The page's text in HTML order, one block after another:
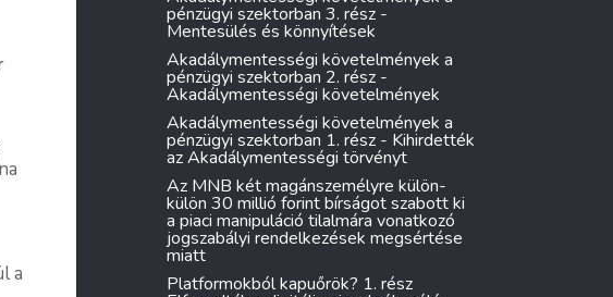
a
pénzügyi szektorban 3. rész -
Mentesülés és könnyítések
Akadálymentességi követelmények a
pénzügyi szektorban 2. rész -
Akadálymentességi követelmények
Akadálymentességi követelmények a
pénzügyi szektorban 1. rész - Kihirdették
az Akadálymentességi törvényt
Az MNB két magánszemélyre külön-
külön 30 millió forint bírságot szabott ki
a piaci manipuláció tilalmára vonatkozó
jogszabályi rendelkezések megsértése
miatt
Platformokból kapuőrök? 1. rész